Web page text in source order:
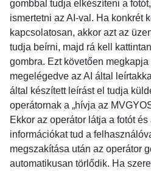
gombbal tudja elkészíteni a
ismertetni az AI-val. Ha konkrét
kapcsolatosan, akkor azt az
tudja beírni, majd rá kell
gombra. Ezt követően
megelégedve az AI által
által készített leírást el tudja
operátornak a „hívja az
Ekkor az operátor látja a fotót
információkat tud a
megszakítása után az operátor
automatikusan törlődik. Ha